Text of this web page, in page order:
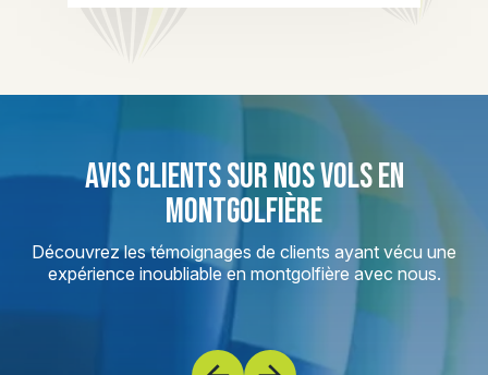
AVIS CLIENTS SUR NOS VOLS EN
MONTGOLFIÈRE
Découvrez les témoignages de clients ayant vécu une
expérience inoubliable en montgolfière avec nous.